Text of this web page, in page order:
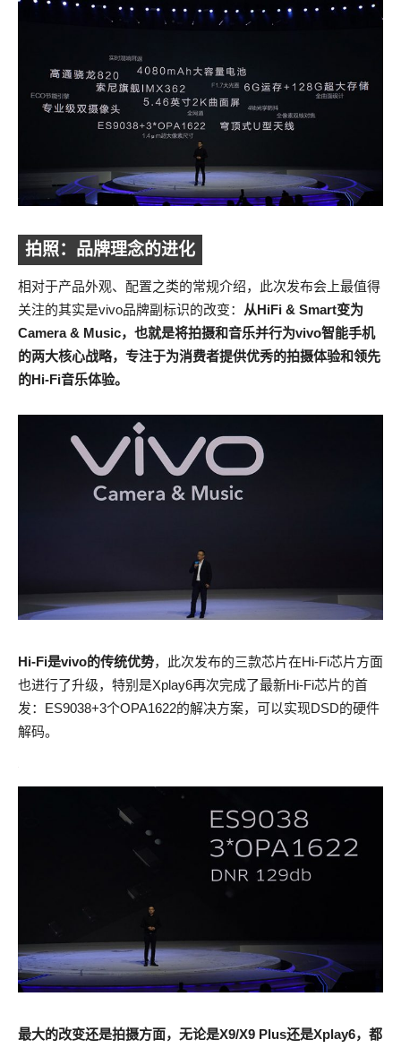
拍照：品牌理念的进化
相对于产品外观、配置之类的常规介绍，此次发布会上最值得
关注的其实是vivo品牌副标识的改变： 从HiFi & Smart变为
Camera & Music，也就是将拍摄和音乐并行为vivo智能手机
的两大核心战略，专注于为消费者提供优秀的拍摄体验和领先
的Hi-Fi音乐体验。
Hi-Fi是vivo的传统优势，此次发布的三款芯片在Hi-Fi芯片方面
也进行了升级，特别是Xplay6再次完成了最新Hi-Fi芯片的首
发：ES9038+3个OPA1622的解决方案，可以实现DSD的硬件
解码。
最大的改变还是拍摄方面， 无论是X9/X9 Plus还是Xplay6，都